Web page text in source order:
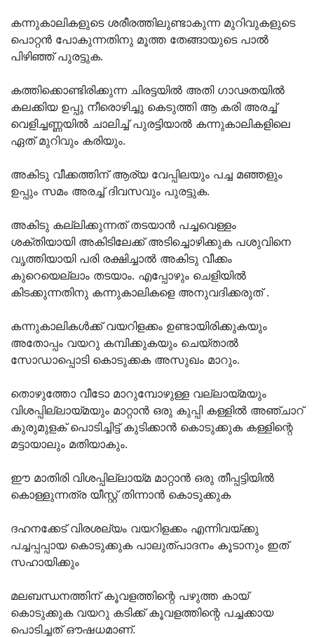
കന്നുകാലികളുടെ ശരീരത്തിലുണ്ടാകുന്ന മുറിവുകളുടെ
പൊറ്റന്‍ പോകുന്നതിനു മൂത്ത തേങ്ങായുടെ പാല്‍
പിഴിഞ്ഞ് പുരട്ടുക.
കത്തിക്കൊണ്ടിരിക്കുന്ന ചിരട്ടയില്‍ അതി ഗാഢതയില്‍
കലക്കിയ ഉപ്പു നീരൊഴിച്ചു കെടുത്തി ആ കരി അരച്ച്
വെളിച്ചണ്ണയില്‍ ചാലിച്ച് പുരട്ടിയാല്‍ കന്നുകാലികളിലെ
ഏത് മുറിവും കരിയും.
അകിടു വീക്കത്തിന് ആര്യ വേപ്പിലയും പച്ച മഞ്ഞളും
ഉപ്പും സമം അരച്ച് ദിവസവും പുരട്ടുക.
അകിടു കല്ലിക്കുന്നത് തടയാന്‍ പച്ചവെള്ളം
ശക്തിയായി അകിടിലേക്ക് അടിച്ചൊഴിക്കുക പശുവിനെ
വൃത്തിയായി പരി രക്ഷിച്ചാല്‍ അകിടു വീക്കം
കുറെയെല്ലാം തടയാം. എപ്പോഴും ചെളിയില്‍
കിടക്കുന്നതിനു കന്നുകാലികളെ അനുവദിക്കരുത് .
കന്നുകാലികള്‍ക്ക് വയറിളക്കം ഉണ്ടായിരിക്കുകയും
അതോപ്പം വയറു കമ്പിക്കുകയും ചെയ്താല്‍
സോഡാപ്പൊടി കൊടുക്കക അസുഖം മാറും.
തൊഴുത്തോ വീടോ മാറുമ്പോഴുള്ള വല്ലായ്മയും
വിശപ്പില്ലായ്മയും മാറ്റാന്‍ ഒരു കുപ്പി കള്ളില്‍ അഞ്ചാറ്
കുരുമുളക് പൊടിച്ചിട്ട് കുടിക്കാന്‍ കൊടുക്കുക കള്ളിന്റെ
മട്ടായാലും മതിയാകും.
ഈ മാതിരി വിശപ്പില്ലായ്മ മാറ്റാന്‍ ഒരു തീപ്പട്ടിയില്‍
കൊള്ളുന്നത്ര യീസ്റ്റ് തിന്നാന്‍ കൊടുക്കുക
ദഹനക്കേട് വിരശല്യം വയറിളക്കം എന്നിവയ്ക്കു
പച്ചപ്പപ്പായ കൊടുക്കുക പാലുത്പാദനം കൂടാനും ഇത്
സഹായിക്കും
മലബന്ധനത്തിന് കൂവളത്തിന്റെ പഴുത്ത കായ്
കൊടുക്കുക വയറു കടിക്ക് കൂവളത്തിന്റെ പച്ചക്കായ
പൊടിച്ചത് ഔഷധമാണ്.